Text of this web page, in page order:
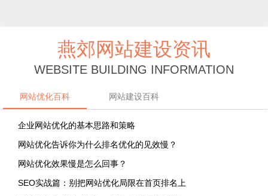
燕郊网站建设资讯
WEBSITE BUILDING INFORMATION
网站优化百科 网站建设百科
企业网站优化的基本思路和策略
网站优化告诉你为什么排名优化的见效慢？
网站优化效果慢是怎么回事？
SEO实战篇：别把网站优化局限在首页排名上